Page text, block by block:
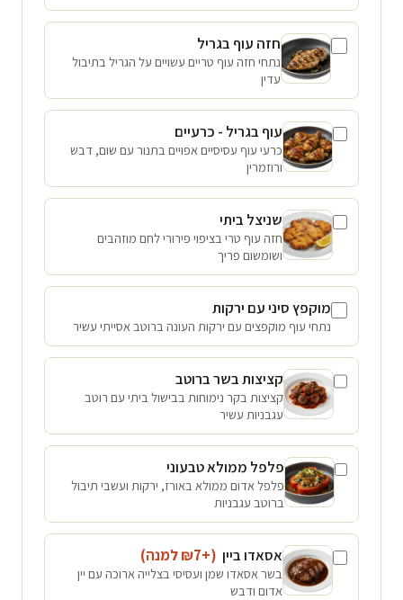
חזה עוף בגריל
נתחי חזה עוף טריים עשויים על הגריל בתיבול
עדין
עוף בגריל - כרעיים
כרעי עוף עסיסיים אפויים בתנור עם שום, דבש
ורוזמרין
שניצל ביתי
חזה עוף טרי בציפוי פירורי לחם מוזהבים
ושומשום פריך
מוקפץ סיני עם ירקות
נתחי עוף מוקפצים עם ירקות העונה ברוטב אסייתי עשיר
קציצות בשר ברוטב
קציצות בקר נימוחות בבישול ביתי עם רוטב
עגבניות עשיר
פלפל ממולא טבעוני
פלפל אדום ממולא באורז, ירקות ועשבי תיבול
ברוטב עגבניות
אסאדו ביין (+₪
7 למנה)
בשר אסאדו שמן ועסיסי בצלייה ארוכה עם יין
אדום ודבש